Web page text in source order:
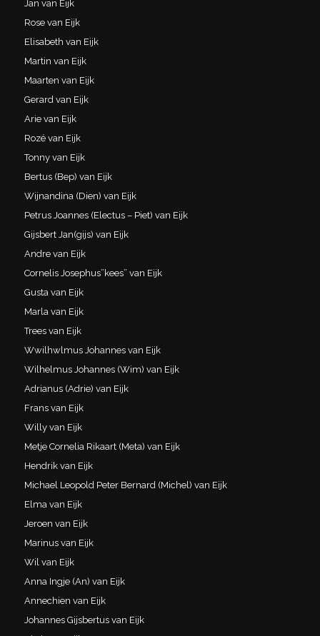
Jan van Eijk
Rose van Eijk
Elisabeth van Eijk
Martin van Eijk
Maarten van Eijk
Gerard van Eijk
Arie van Eijk
Rozé van Eijk
Tonny van Eijk
Bertus (Bep) van Eijk
Wijnandina (Dien) van Eijk
Petrus Joannes (Electus – Piet) van Eijk
Gijsbert Jan(gijs) van Eijk
Andre van Eijk
Cornelis Josephus”kees” van Eijk
Gusta van Eijk
Marla van Eijk
Trees van Eijk
Wwilhwlmus Johannes van Eijk
Wilhelmus Johannes (Wim) van Eijk
Adrianus (Adrie) van Eijk
Frans van Eijk
Willy van Eijk
Metje Cornelia Rikaart (Meta) van Eijk
Hendrik van Eijk
Michael Leopold Peter Bernard (Michel) van Eijk
Elma van Eijk
Jeroen van Eijk
Marinus van Eijk
Wil van Eijk
Anna Ingje (An) van Eijk
Annechien van Eijk
Johannes Gijsbertus van Eijk